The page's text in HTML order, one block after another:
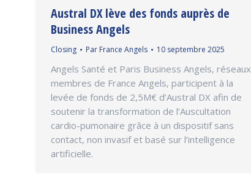
Austral DX lève des fonds auprès de
Business Angels
Closing Par France Angels 10 septembre 2025
Angels Santé et Paris Business Angels, réseaux
membres de France Angels, participent à la
levée de fonds de 2,5M€ d’Austral DX afin de
soutenir la transformation de l’Auscultation
cardio-pumonaire grâce à un dispositif sans
contact, non invasif et basé sur l’intelligence
artificielle.